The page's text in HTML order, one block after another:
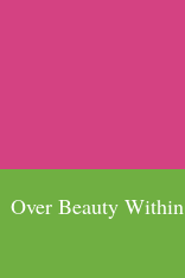
Over Beauty Within